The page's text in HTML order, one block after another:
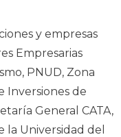
y empresas
Empresarias
PNUD, Zona
Inversiones de
General CATA,
la Universidad del